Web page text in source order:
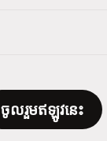
ចូលរួមឥឡូវនេះ